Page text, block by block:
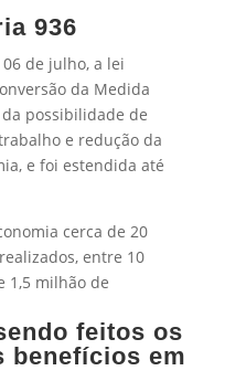
936
de julho, a lei
da Medida
possibilidade de
e redução da
e foi estendida até
cerca de 20
entre 10
1,5 milhão de
feitos os
benefícios em